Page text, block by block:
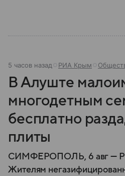
5 часов назад РИА Крым
В Алуште
многодетным
бесплатно
плиты
СИМФЕРОПОЛЬ, 6 авг —
Жителям